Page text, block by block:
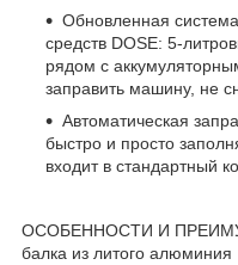
Обновленная
средств DOSE: 5-
рядом с
заправить машину, не
Автоматическая
быстро и просто
входит в стандартный
ОСОБЕННОСТИ И
балка из литого алюминия